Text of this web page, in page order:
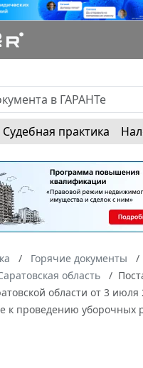
Судебная практика
Горячие документы
область
области от 3 июля
к проведению уборочных